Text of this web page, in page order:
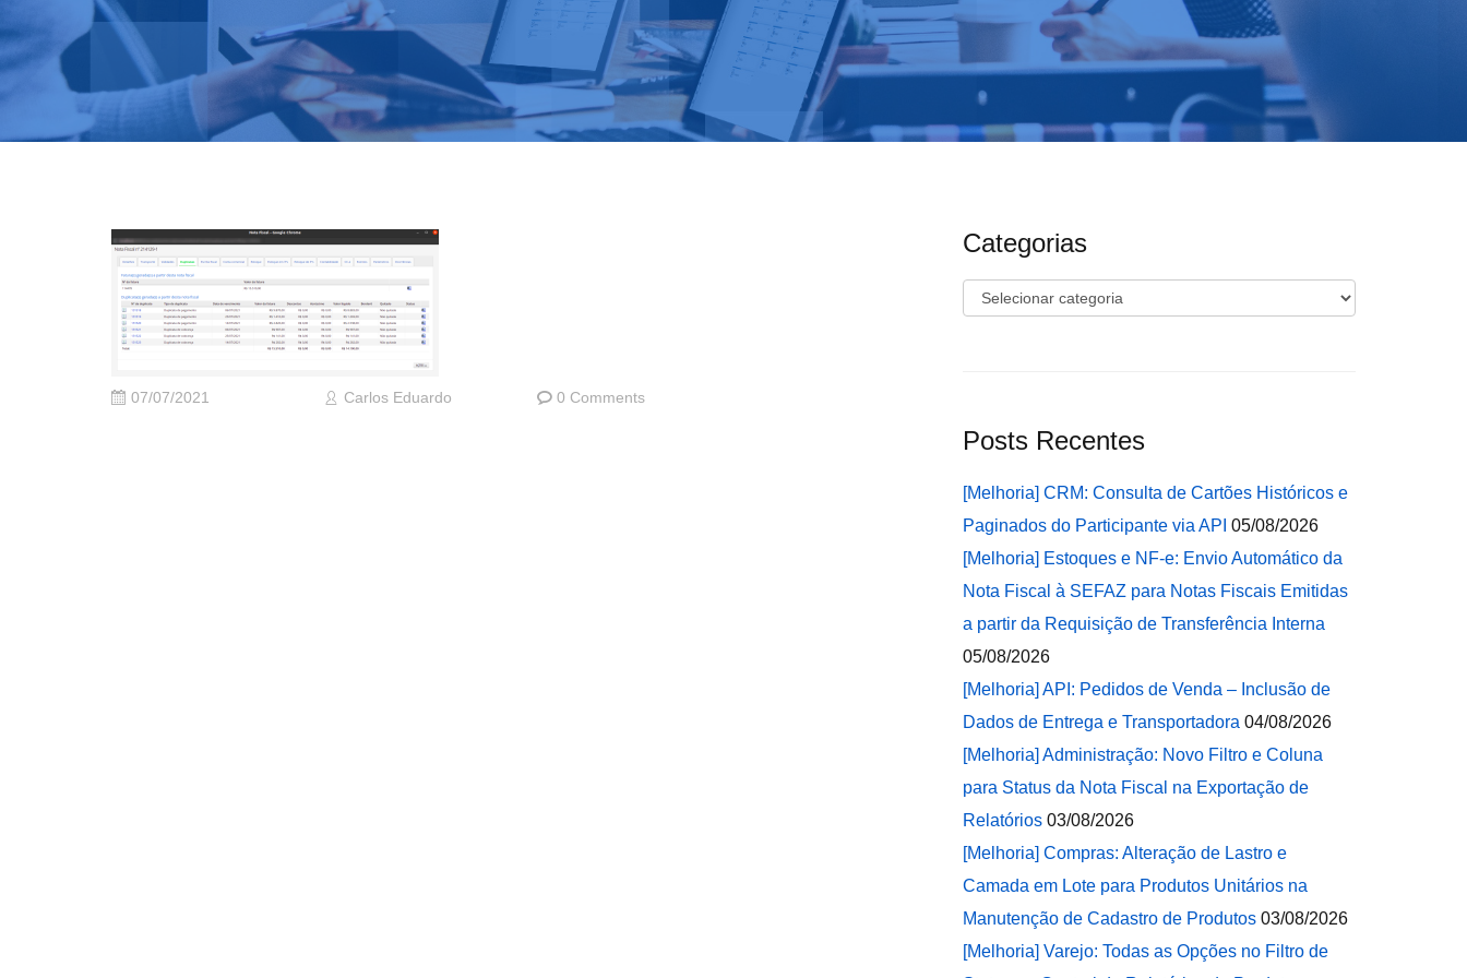
07/07/2021 Carlos Eduardo 0 Comments
Categorias
Categorias
Posts Recentes
[Melhoria] CRM: Consulta de Cartões Históricos e
Paginados do Participante via API 05/08/2026
[Melhoria] Estoques e NF-e: Envio Automático da
Nota Fiscal à SEFAZ para Notas Fiscais Emitidas
a partir da Requisição de Transferência Interna
05/08/2026
[Melhoria] API: Pedidos de Venda – Inclusão de
Dados de Entrega e Transportadora 04/08/2026
[Melhoria] Administração: Novo Filtro e Coluna
para Status da Nota Fiscal na Exportação de
Relatórios 03/08/2026
[Melhoria] Compras: Alteração de Lastro e
Camada em Lote para Produtos Unitários na
Manutenção de Cadastro de Produtos 03/08/2026
[Melhoria] Varejo: Todas as Opções no Filtro de